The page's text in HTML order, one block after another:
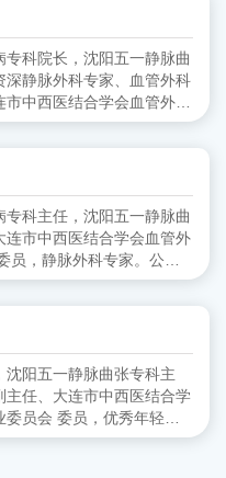
委员
专科院长，沈阳五一静脉曲
深静脉外科专家、血管外科
市中西医结合学会血管外科
员会 委员,毕业于锦州医学院
专科主任，沈阳五一静脉曲
连市中西医结合学会血管外
科工作十余年，擅长对下肢
定位引导下的微创治疗。
沈阳五一静脉曲张专科主
主任、大连市中西医结合学
优秀年轻静
业于山东第一医科大学，三